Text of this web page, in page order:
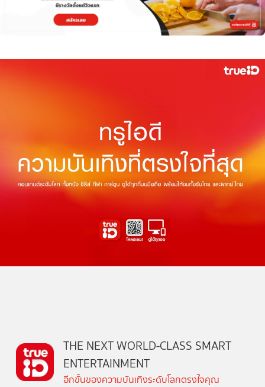
THE NEXT WORLD-CLASS SMART
ENTERTAINMENT
อีกขั้นของความบันเทิงระดับโลกตรงใจคุณ